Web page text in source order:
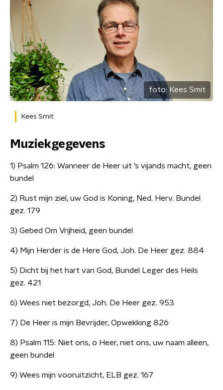
foto:Kees Smit
Kees Smit
Muziekgegevens
1) Psalm 126: Wanneer de Heer uit ’s vijands macht, geen
bundel
2) Rust mijn ziel, uw God is Koning, Ned. Herv. Bundel
gez. 179
3) Gebed Om Vrijheid, geen bundel
4) Mijn Herder is de Here God, Joh. De Heer gez. 884
5) Dicht bij het hart van God, Bundel Leger des Heils
gez. 421
6) Wees niet bezorgd, Joh. De Heer gez. 953
7) De Heer is mijn Bevrijder, Opwekking 826
8) Psalm 115: Niet ons, o Heer, niet ons, uw naam alleen,
geen bundel
9) Wees mijn vooruitzicht, ELB gez. 167